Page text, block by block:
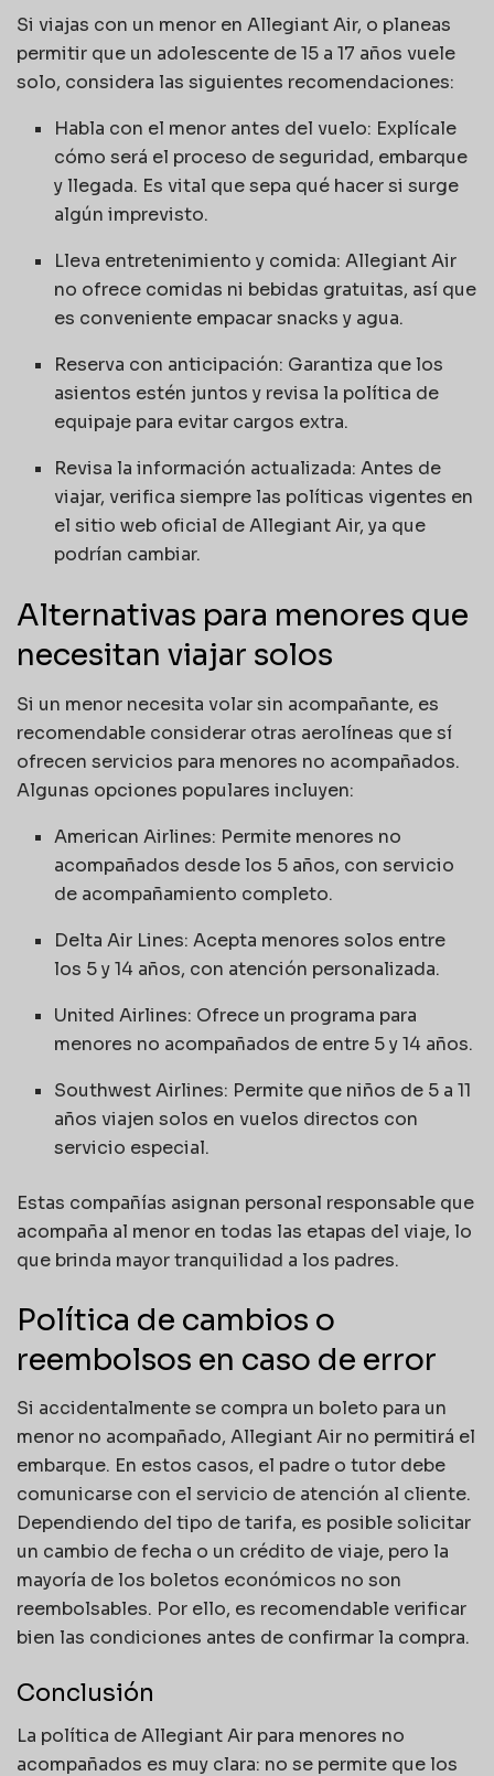
Si viajas con un menor en Allegiant Air, o planeas
permitir que un adolescente de 15 a 17 años vuele
solo, considera las siguientes recomendaciones:
Habla con el menor antes del vuelo: Explícale
cómo será el proceso de seguridad, embarque
y llegada. Es vital que sepa qué hacer si surge
algún imprevisto.
Lleva entretenimiento y comida: Allegiant Air
no ofrece comidas ni bebidas gratuitas, así que
es conveniente empacar snacks y agua.
Reserva con anticipación: Garantiza que los
asientos estén juntos y revisa la política de
equipaje para evitar cargos extra.
Revisa la información actualizada: Antes de
viajar, verifica siempre las políticas vigentes en
el sitio web oficial de Allegiant Air, ya que
podrían cambiar.
Alternativas para menores que
necesitan viajar solos
Si un menor necesita volar sin acompañante, es
recomendable considerar otras aerolíneas que sí
ofrecen servicios para menores no acompañados.
Algunas opciones populares incluyen:
American Airlines: Permite menores no
acompañados desde los 5 años, con servicio
de acompañamiento completo.
Delta Air Lines: Acepta menores solos entre
los 5 y 14 años, con atención personalizada.
United Airlines: Ofrece un programa para
menores no acompañados de entre 5 y 14 años.
Southwest Airlines: Permite que niños de 5 a 11
años viajen solos en vuelos directos con
servicio especial.
Estas compañías asignan personal responsable que
acompaña al menor en todas las etapas del viaje, lo
que brinda mayor tranquilidad a los padres.
Política de cambios o
reembolsos en caso de error
Si accidentalmente se compra un boleto para un
menor no acompañado, Allegiant Air no permitirá el
embarque. En estos casos, el padre o tutor debe
comunicarse con el servicio de atención al cliente.
Dependiendo del tipo de tarifa, es posible solicitar
un cambio de fecha o un crédito de viaje, pero la
mayoría de los boletos económicos no son
reembolsables. Por ello, es recomendable verificar
bien las condiciones antes de confirmar la compra.
Conclusión
La política de Allegiant Air para menores no
acompañados es muy clara: no se permite que los